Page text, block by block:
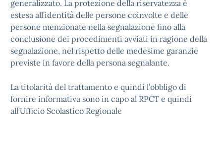
generalizzato. La protezione della riservatezza è
estesa all’identità delle persone coinvolte e delle
persone menzionate nella segnalazione fino alla
conclusione dei procedimenti avviati in ragione della
segnalazione, nel rispetto delle medesime garanzie
previste in favore della persona segnalante.
La titolarità del trattamento e quindi l’obbligo di
fornire informativa sono in capo al RPCT e quindi
all’Ufficio Scolastico Regionale